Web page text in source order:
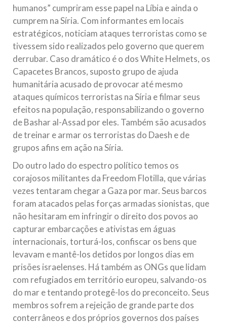
humanos” cumpriram esse papel na Líbia e ainda o
cumprem na Síria. Com informantes em locais
estratégicos, noticiam ataques terroristas como se
tivessem sido realizados pelo governo que querem
derrubar. Caso dramático é o dos White Helmets, os
Capacetes Brancos, suposto grupo de ajuda
humanitária acusado de provocar até mesmo
ataques químicos terroristas na Síria e filmar seus
efeitos na população, responsabilizando o governo
de Bashar al-Assad por eles. Também são acusados
de treinar e armar os terroristas do Daesh e de
grupos afins em ação na Síria.
Do outro lado do espectro político temos os
corajosos militantes da Freedom Flotilla, que várias
vezes tentaram chegar a Gaza por mar. Seus barcos
foram atacados pelas forças armadas sionistas, que
não hesitaram em infringir o direito dos povos ao
capturar embarcações e ativistas em águas
internacionais, torturá-los, confiscar os bens que
levavam e mantê-los detidos por longos dias em
prisões israelenses. Há também as ONGs que lidam
com refugiados em território europeu, salvando-os
do mar e tentando protegê-los do preconceito. Seus
membros sofrem a rejeição de grande parte dos
conterrâneos e dos próprios governos dos países